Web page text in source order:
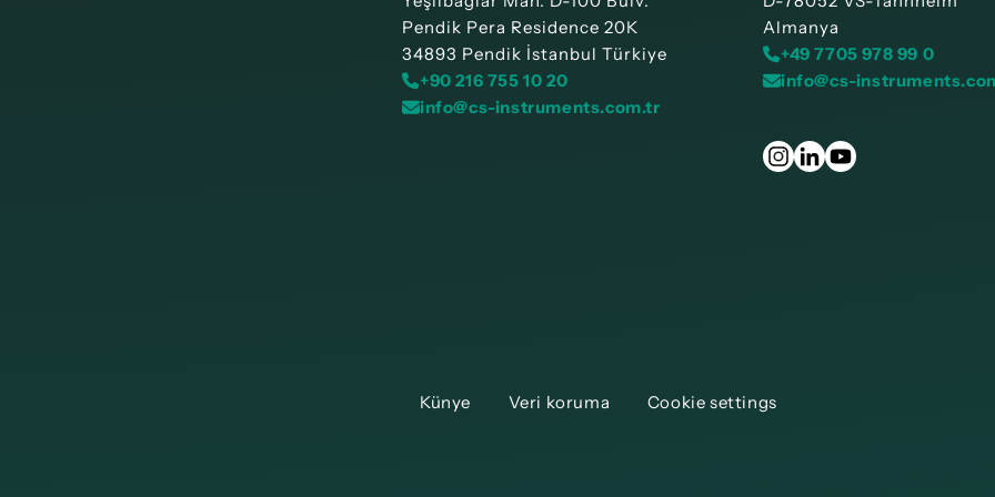
Pendik Pera Residence 20K
34893 Pendik İstanbul Türkiye
+90 216 755 10 20
info@cs-instruments.com.tr
Almanya
+49 7705 978 99 0
info@cs-
Künye Veri koruma Cookie settings